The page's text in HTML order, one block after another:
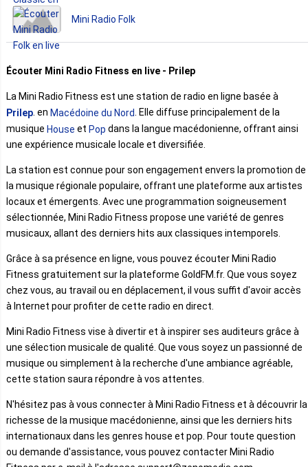
Mini Radio Folk
Écouter Mini Radio Fitness en live - Prilep
La Mini Radio Fitness est une station de radio en ligne basée à
Prilep . en Macédoine du Nord . Elle diffuse principalement de la
musique House et Pop dans la langue macédonienne, offrant ainsi
une expérience musicale locale et diversifiée.
La station est connue pour son engagement envers la promotion de
la musique régionale populaire, offrant une plateforme aux artistes
locaux et émergents. Avec une programmation soigneusement
sélectionnée, Mini Radio Fitness propose une variété de genres
musicaux, allant des derniers hits aux classiques intemporels.
Grâce à sa présence en ligne, vous pouvez écouter Mini Radio
Fitness gratuitement sur la plateforme GoldFM.fr. Que vous soyez
chez vous, au travail ou en déplacement, il vous suffit d'avoir accès
à Internet pour profiter de cette radio en direct.
Mini Radio Fitness vise à divertir et à inspirer ses auditeurs grâce à
une sélection musicale de qualité. Que vous soyez un passionné de
musique ou simplement à la recherche d'une ambiance agréable,
cette station saura répondre à vos attentes.
N'hésitez pas à vous connecter à Mini Radio Fitness et à découvrir la
richesse de la musique macédonienne, ainsi que les derniers hits
internationaux dans les genres house et pop. Pour toute question
ou demande d'assistance, vous pouvez contacter Mini Radio